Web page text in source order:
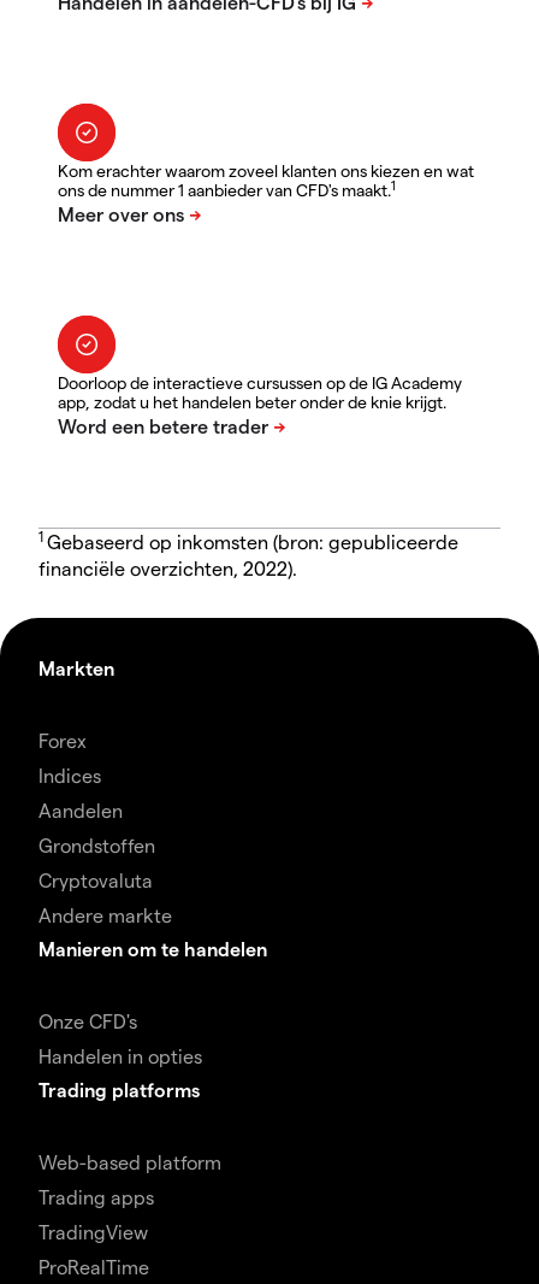
Kom erachter waarom zoveel klanten ons kiezen en wat
ons de nummer 1 aanbieder van CFD's maakt.1
Doorloop de interactieve cursussen op de IG Academy
app, zodat u het handelen beter onder de knie krijgt.
1 Gebaseerd op inkomsten (bron: gepubliceerde
financiële overzichten, 2022).
Markten
Forex
Indices
Aandelen
Grondstoffen
Cryptovaluta
Andere markte
Manieren om te handelen
Onze CFD's
Handelen in opties
Trading platforms
Web-based platform
Trading apps
TradingView
ProRealTime